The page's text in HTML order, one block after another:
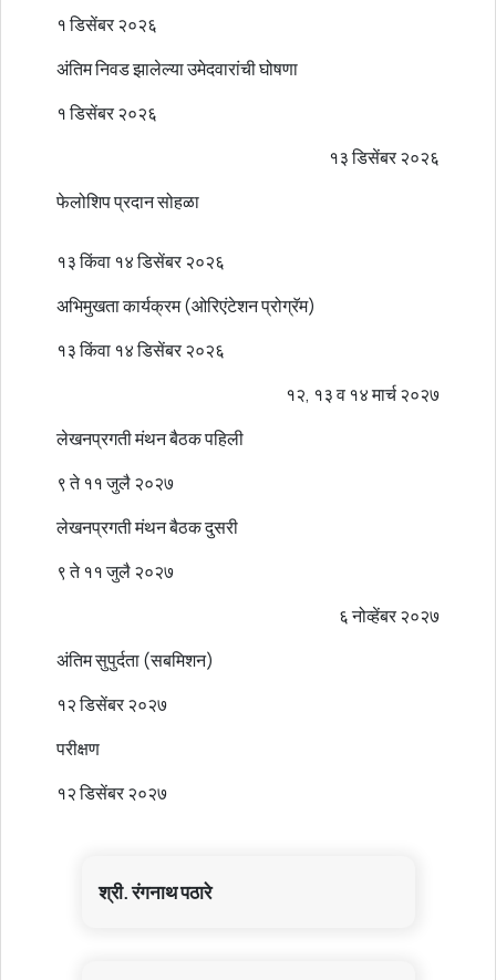
१ डिसेंबर २०२६
अंतिम निवड झालेल्या उमेदवारांची घोषणा
१ डिसेंबर २०२६
१३ डिसेंबर २०२६
फेलोशिप प्रदान सोहळा
१३ किंवा १४ डिसेंबर २०२६
अभिमुखता कार्यक्रम (ओरिएंटेशन प्रोग्रॅम)
१३ किंवा १४ डिसेंबर २०२६
१२, १३ व १४ मार्च २०२७
लेखनप्रगती मंथन बैठक पहिली
९ ते ११ जुलै २०२७
लेखनप्रगती मंथन बैठक दुसरी
९ ते ११ जुलै २०२७
६ नोव्हेंबर २०२७
अंतिम सुपुर्दता (सबमिशन)
१२ डिसेंबर २०२७
परीक्षण
१२ डिसेंबर २०२७
श्री. रंगनाथ पठारे